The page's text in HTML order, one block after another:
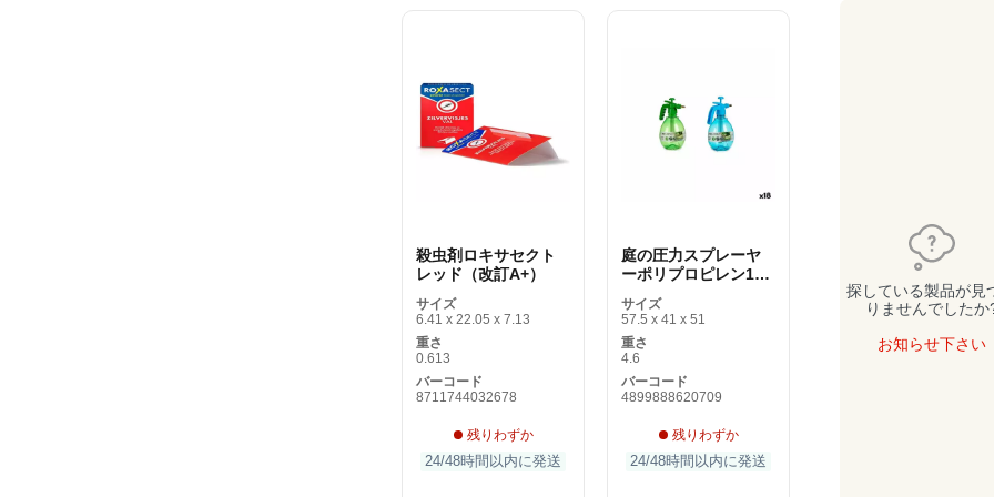
殺虫剤ロキサセクト
レッド（改訂A+）
サイズ
6.41 x 22.05 x 7.13
重さ
0.613
バーコード
8711744032678
残りわずか
24/48時間以内に発送
庭の圧力スプレーヤ
ーポリプロピレン1。
サイズ
57.5 x 41 x 51
重さ
4.6
バーコード
4899888620709
残りわずか
24/48時間以内に発送
探している製品が見
りませんでしたか
お知らせ下さい